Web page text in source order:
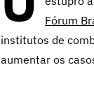
Fórum
institutos de
aumentar os